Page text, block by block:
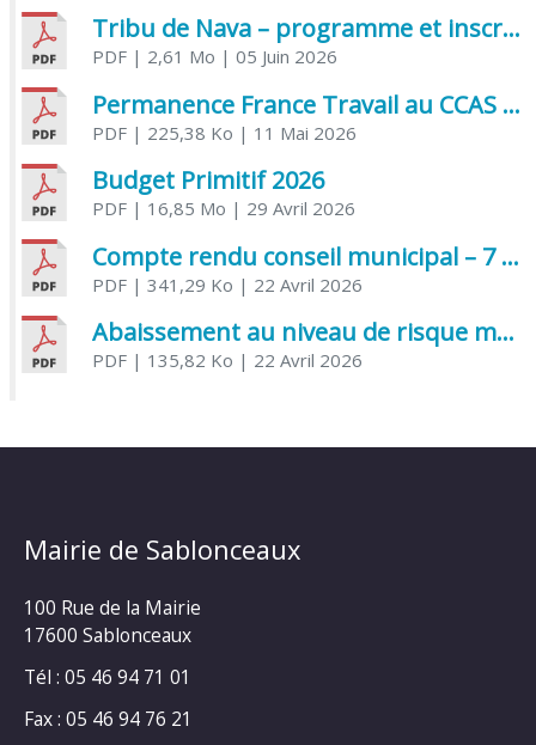
Tribu de Nava – programme et inscriptions été 2026
PDF| 2,61 Mo | 05 Juin 2026
Permanence France Travail au CCAS de Saujon Juin 2026
PDF| 225,38 Ko | 11 Mai 2026
Budget Primitif 2026
PDF| 16,85 Mo | 29 Avril 2026
Compte rendu conseil municipal – 7 avril 2026
PDF| 341,29 Ko | 22 Avril 2026
Abaissement au niveau de risque modéré de l’Influenza aviaire
PDF| 135,82 Ko | 22 Avril 2026
Mairie de Sablonceaux
100 Rue de la Mairie
17600 Sablonceaux
Tél : 05 46 94 71 01
Fax : 05 46 94 76 21